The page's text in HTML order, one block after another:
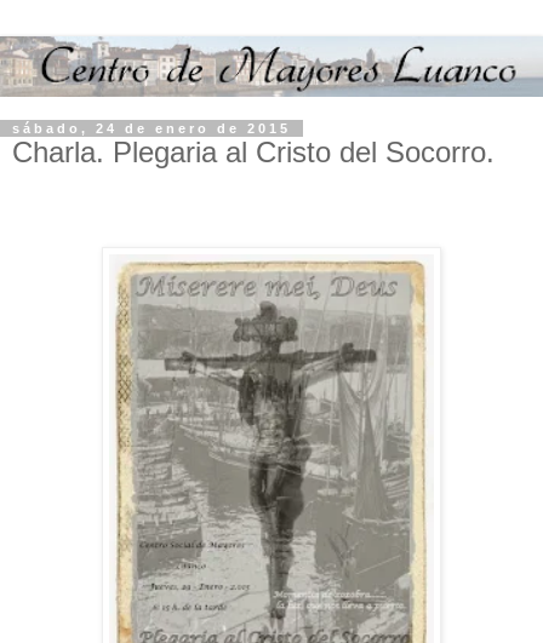
sábado, 24 de enero de 2015
Charla. Plegaria al Cristo del Socorro.